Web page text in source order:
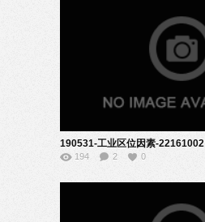
190531-工业区位因素-22161002
194 2 0